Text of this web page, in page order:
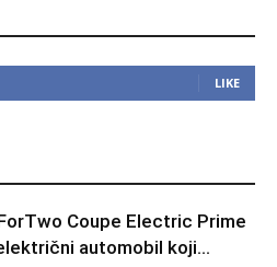
LIKE
Coupe Electric Prime
automobil koji...